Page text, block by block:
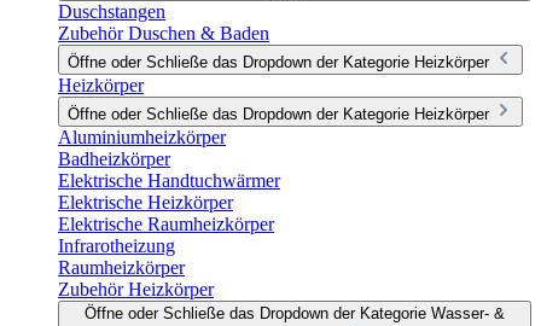
Duschstangen
Zubehör Duschen & Baden
Öffne oder Schließe das Dropdown der Kategorie Heizkörper
Heizkörper
Öffne oder Schließe das Dropdown der Kategorie Heizkörper
Aluminiumheizkörper
Badheizkörper
Elektrische Handtuchwärmer
Elektrische Heizkörper
Elektrische Raumheizkörper
Infrarotheizung
Raumheizkörper
Zubehör Heizkörper
Öffne oder Schließe das Dropdown der Kategorie Wasser- &